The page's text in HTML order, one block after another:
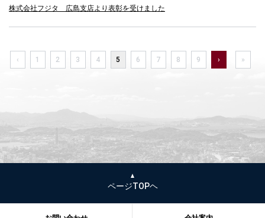
株式会社フジタ 広島支店より表彰を受けました
‹ 1 2 3 4 5 6 7 8 9 › »
ページTOPヘ